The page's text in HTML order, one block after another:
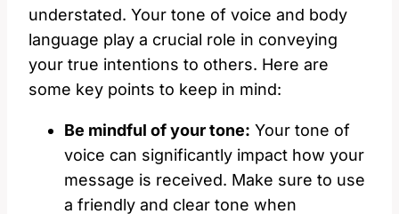
understated. Your tone of voice and body
language play a crucial role in conveying
your true intentions to others. Here are
some key points to keep in mind:
Be mindful of your tone: Your tone of
voice can significantly impact how your
message is received. Make sure to use
a friendly and clear tone when